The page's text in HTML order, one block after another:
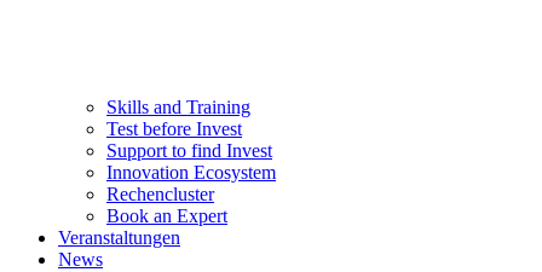
Skills and Training
Test before Invest
Support to find Invest
Innovation Ecosystem
Rechencluster​
Book an Expert
Veranstaltungen
News